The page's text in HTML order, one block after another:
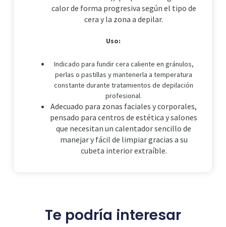
calor de forma progresiva según el tipo de
cera y la zona a depilar.
Uso:
Indicado para fundir cera caliente en gránulos,
perlas o pastillas y mantenerla a temperatura
constante durante tratamientos de depilación
profesional.
Adecuado para zonas faciales y corporales,
pensado para centros de estética y salones
que necesitan un calentador sencillo de
manejar y fácil de limpiar gracias a su
cubeta interior extraíble.
Te podría interesar